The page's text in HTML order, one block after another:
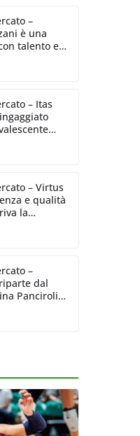
–
è una
talento ed
– Itas
– Virtus
e qualità
la
fermana
–
dal
Panciroli è